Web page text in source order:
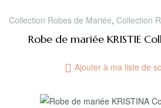
Collection Robes de Mariée, Collection
Robe de mariée KRISTIE
Ajouter à ma liste de